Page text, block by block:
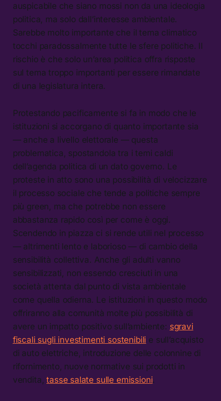
auspicabile che siano mossi non da una ideologia
politica, ma solo dall’interesse ambientale.
Sarebbe molto importante che il tema climatico
tocchi paradossalmente tutte le sfere politiche. Il
rischio è che solo un’area politica offra risposte
sul tema troppo importanti per essere rimandate
di una legislatura intera.
Protestando pacificamente si fa in modo che le
istituzioni si accorgano di quanto importante sia
— anche a livello elettorale — questa
problematica, spostandola tra i temi caldi
dell’agenda politica di un dato governo. Le
proteste in atto sono una possibilità di velocizzare
il processo sociale che tende a politiche sempre
più green, ma che potrebbe non essere
abbastanza rapido così per come è oggi.
Scendendo in piazza ci si rende utili nel processo
— altrimenti lento e laborioso — di cambio della
sensibilità collettiva. Anche gli adulti vanno
sensibilizzati, non essendo cresciuti in una
società attenta dal punto di vista ambientale
come quella odierna. Le istituzioni in questo modo
offriranno alla comunità molte più possibilità di
avere un impatto positivo sull’ambiente: sgravi
fiscali sugli investimenti sostenibili e sull’acquisto
di auto elettriche, introduzione delle colonnine di
rifornimento, nuove normative sui prodotti in
vendita,tasse salate sulle emissioni.